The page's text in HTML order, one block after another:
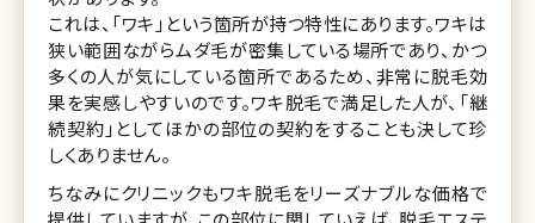
これは、「ワキ」という箇所が持つ特性にあります。ワキは
狭い範囲ながらムダ毛が密集している場所であり、かつ
多くの人が気にしている箇所であるため、非常に脱毛効
果を実感しやすいのです。ワキ脱毛で満足した人が、「継
続契約」としてほかの部位の契約をすることも決して珍
しくありません。
ちなみにクリニックもワキ脱毛をリーズナブルな価格で